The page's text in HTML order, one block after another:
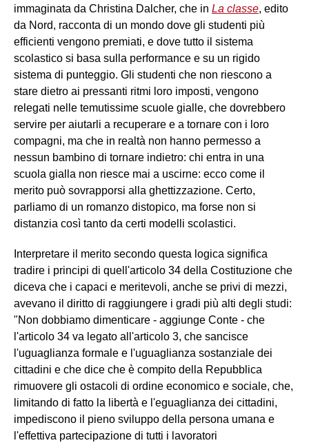
immaginata da Christina Dalcher, che in La classe, edito
da Nord, racconta di un mondo dove gli studenti più
efficienti vengono premiati, e dove tutto il sistema
scolastico si basa sulla performance e su un rigido
sistema di punteggio. Gli studenti che non riescono a
stare dietro ai pressanti ritmi loro imposti, vengono
relegati nelle temutissime scuole gialle, che dovrebbero
servire per aiutarli a recuperare e a tornare con i loro
compagni, ma che in realtà non hanno permesso a
nessun bambino di tornare indietro: chi entra in una
scuola gialla non riesce mai a uscirne: ecco come il
merito può sovrapporsi alla ghettizzazione. Certo,
parliamo di un romanzo distopico, ma forse non si
distanzia così tanto da certi modelli scolastici.
Interpretare il merito secondo questa logica significa
tradire i principi di quell'articolo 34 della Costituzione che
diceva che i capaci e meritevoli, anche se privi di mezzi,
avevano il diritto di raggiungere i gradi più alti degli studi:
"Non dobbiamo dimenticare - aggiunge Conte - che
l'articolo 34 va legato all'articolo 3, che sancisce
l'uguaglianza formale e l'uguaglianza sostanziale dei
cittadini e che dice che è compito della Repubblica
rimuovere gli ostacoli di ordine economico e sociale, che,
limitando di fatto la libertà e l'eguaglianza dei cittadini,
impediscono il pieno sviluppo della persona umana e
l'effettiva partecipazione di tutti i lavoratori